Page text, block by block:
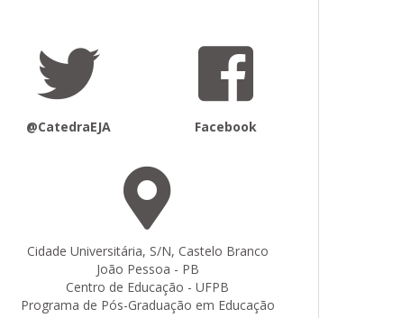
@CatedraEJA Facebook
Cidade Universitária, S/N, Castelo Branco
João Pessoa - PB
Centro de Educação - UFPB
Programa de Pós-Graduação em Educação